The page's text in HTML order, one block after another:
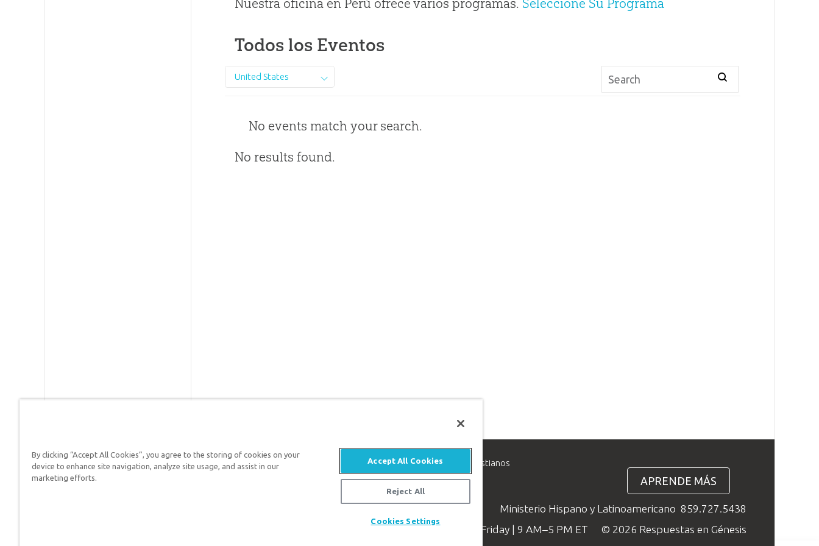
Nuestra oficina en Perú ofrece varios programas. Seleccione Su Programa
Todos los Eventos
United States
No events match your search.
No results found.
Respuestas en Génesis es un ministerio de apologética, dedicado a ayudar a los cristianos
defender su fe y proclamar el evangelio de Jesucristo.
APRENDE MÁS
Ministerio Hispano y Latinoamericano 859.727.5438
Available Monday–Friday | 9 AM–5 PM ET
© 2026 Respuestas en Génesis
By clicking “Accept All Cookies”, you agree to the storing of cookies on your
device to enhance site navigation, analyze site usage, and assist in our
marketing efforts.
Accept All Cookies
Reject All
Cookies Settings